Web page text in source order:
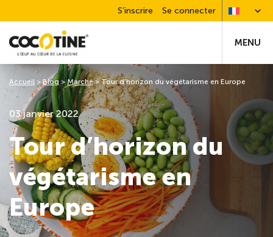
S’inscrire Se connecter
MENU
03 janvier 2022
Tour d’horizon du
végétarisme en
Europe
Accueil >Blog>Marché>Tour d’horizon du végétarisme en Europe